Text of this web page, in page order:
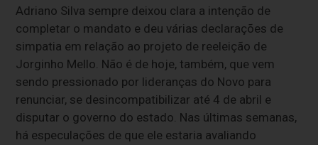
Adriano Silva sempre deixou clara a intenção de
completar o mandato e deu várias declarações de
simpatia em relação ao projeto de reeleição de
Jorginho Mello. Não é de hoje, também, que vem
sendo pressionado por lideranças do Novo para
renunciar, se desincompatibilizar até 4 de abril e
disputar o governo do estado. Nas últimas semanas,
há especulações de que ele estaria avaliando